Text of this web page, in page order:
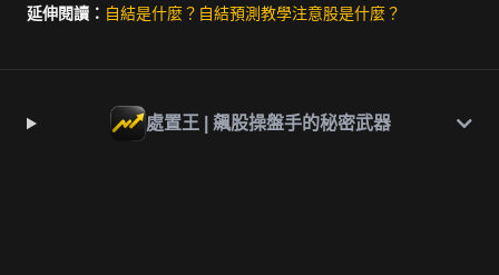
延伸閱讀： 自結是什麼？ 自結預測教學注意股是什麼？
處置王 | 飆股操盤手的秘密武器